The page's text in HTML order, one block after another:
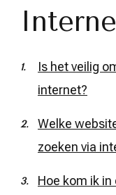
Is het veilig
internet?
Welke
zoeken via
Hoe kom ik